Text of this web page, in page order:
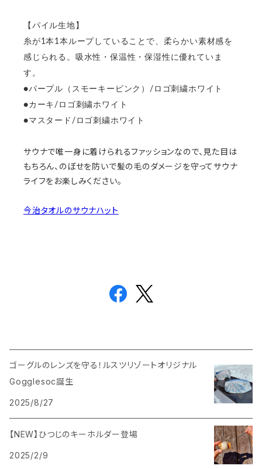
【パイル生地】
糸が1本1本ループしていることで、柔らかい素材感を
感じられる。吸水性・保温性・保湿性に優れていま
す。
●パープル（スモーキーピンク）/ロゴ刺繍ホワイト
●カーキ/ロゴ刺繍ホワイト
●マスタード/ロゴ刺繍ホワイト
サウナで唯一身に着けられるファッションなので、見た目は
もちろん、のぼせを防いで髪の毛のダメージを守ってサウナ
ライフをお楽しみください。
今治タオルのサウナハット
ゴーグルのレンズを守る！ルスツリゾートオリジナル
Gogglesoc誕生
2025/8/27
【NEW】ひつじのキーホルダー登場
2025/2/9